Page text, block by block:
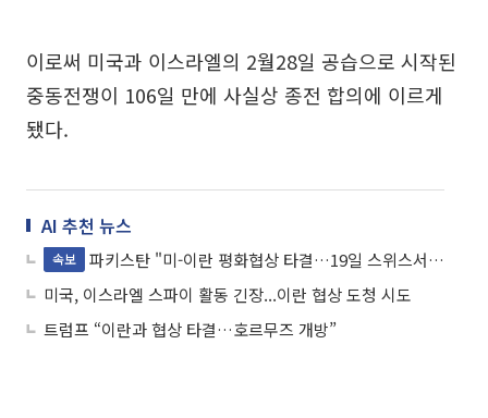
이로써 미국과 이스라엘의 2월28일 공습으로 시작된
중동전쟁이 106일 만에 사실상 종전 합의에 이르게
됐다.
AI 추천 뉴스
속보
파키스탄 "미-이란 평화협상 타결…19일 스위스서 서명"<로이터>
미국, 이스라엘 스파이 활동 긴장...이란 협상 도청 시도
트럼프 “이란과 협상 타결…호르무즈 개방”